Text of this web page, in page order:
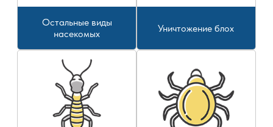
Остальные виды
насекомых
Уничтожение блох